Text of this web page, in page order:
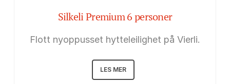
Silkeli Premium 6 personer
Flott nyoppusset hytteleilighet på Vierli.
LES MER